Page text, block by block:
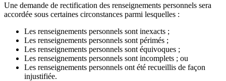
Une demande de rectification des renseignements personnels sera
accordée sous certaines circonstances parmi lesquelles :
Les renseignements personnels sont inexacts ;
Les renseignements personnels sont périmés ;
Les renseignements personnels sont équivoques ;
Les renseignements personnels sont incomplets ; ou
Les renseignements personnels ont été recueillis de façon
injustifiée.